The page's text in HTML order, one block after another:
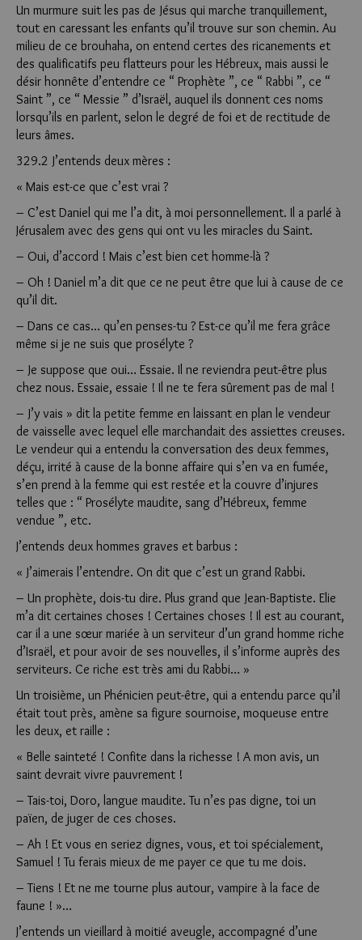
Un murmure suit les pas de Jésus qui marche tranquillement,
tout en caressant les enfants qu’il trouve sur son chemin. Au
milieu de ce brouhaha, on entend certes des ricanements et
des qualificatifs peu flatteurs pour les Hébreux, mais aussi le
désir honnête d’entendre ce “ Prophète ”, ce “ Rabbi ”, ce “
Saint ”, ce “ Messie ” d’Israël, auquel ils donnent ces noms
lorsqu’ils en parlent, selon le degré de foi et de rectitude de
leurs âmes.
329.2 J’entends deux mères :
« Mais est-ce que c’est vrai ?
– C’est Daniel qui me l’a dit, à moi personnellement. Il a parlé à
Jérusalem avec des gens qui ont vu les miracles du Saint.
– Oui, d’accord ! Mais c’est bien cet homme-là ?
– Oh ! Daniel m’a dit que ce ne peut être que lui à cause de ce
qu’il dit.
– Dans ce cas… qu’en penses-tu ? Est-ce qu’il me fera grâce
même si je ne suis que prosélyte ?
– Je suppose que oui… Essaie. Il ne reviendra peut-être plus
chez nous. Essaie, essaie ! Il ne te fera sûrement pas de mal !
– J’y vais » dit la petite femme en laissant en plan le vendeur
de vaisselle avec lequel elle marchandait des assiettes creuses.
Le vendeur qui a entendu la conversation des deux femmes,
déçu, irrité à cause de la bonne affaire qui s’en va en fumée,
s’en prend à la femme qui est restée et la couvre d’injures
telles que : “ Prosélyte maudite, sang d’Hébreux, femme
vendue ”, etc.
J’entends deux hommes graves et barbus :
« J’aimerais l’entendre. On dit que c’est un grand Rabbi.
– Un prophète, dois-tu dire. Plus grand que Jean-Baptiste. Elie
m’a dit certaines choses ! Certaines choses ! Il est au courant,
car il a une sœur mariée à un serviteur d’un grand homme riche
d’Israël, et pour avoir de ses nouvelles, il s’informe auprès des
serviteurs. Ce riche est très ami du Rabbi… »
Un troisième, un Phénicien peut-être, qui a entendu parce qu’il
était tout près, amène sa figure sournoise, moqueuse entre
les deux, et raille :
« Belle sainteté ! Confite dans la richesse ! A mon avis, un
saint devrait vivre pauvrement !
– Tais-toi, Doro, langue maudite. Tu n’es pas digne, toi un
païen, de juger de ces choses.
– Ah ! Et vous en seriez dignes, vous, et toi spécialement,
Samuel ! Tu ferais mieux de me payer ce que tu me dois.
– Tiens ! Et ne me tourne plus autour, vampire à la face de
faune ! »…
J’entends un vieillard à moitié aveugle, accompagné d’une